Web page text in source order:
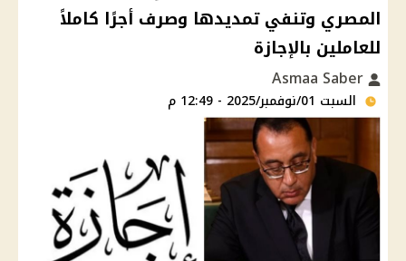
المصري وتنفي تمديدها وصرف أجرًا كاملاً
للعاملين بالإجازة
السبت 01/نوفمبر/2025 - 12:49 م